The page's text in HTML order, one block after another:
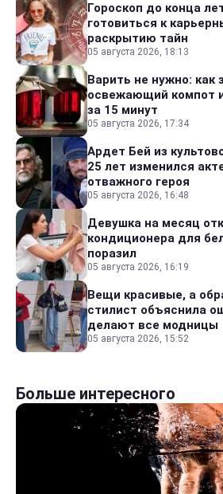
Гороскоп до конца
готовиться к
раскрытию тайн
05 августа 2026, 18:13
Варить не нужно: как
освежающий компот
за 15 минут
05 августа 2026, 17:34
Ардет Бей из
25 лет изменился
отважного героя
05 августа 2026, 16:48
Девушка на месяц
кондиционера для
поразил
05 августа 2026, 16:19
Вещи красивые, а
стилист объяснила
делают все модницы
05 августа 2026, 15:52
Больше интересного